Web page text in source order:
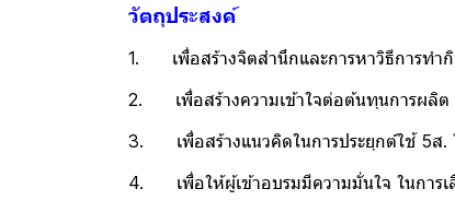
วัตถุประสงค์
1. เพื่อสร้างจิตสำนึกและการหาวิธีการทำ
2. เพื่อสร้างความเข้าใจต่อต้นทุนการผลิต
3. เพื่อสร้างแนวคิดในการประยุกต์ใช้ 5ส.
4. เพื่อให้ผู้เข้าอบรมมีความมั่นใจ ในการเ